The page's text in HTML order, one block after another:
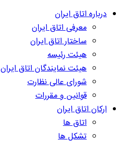
درباره اتاق ایران
معرفی اتاق ایران
ساختار اتاق ایران
هیئت رئیسه
هیئت نمایندگان اتاق ایران
شورای عالی نظارت
قوانین و مقررات
ارکان اتاق ایران
اتاق ها
تشکل ها